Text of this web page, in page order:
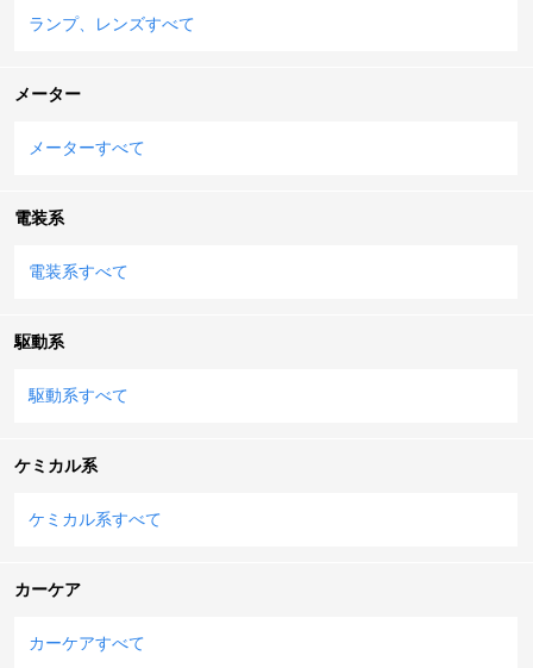
ランプ、レンズすべて
メーター
メーターすべて
電装系
電装系すべて
駆動系
駆動系すべて
ケミカル系
ケミカル系すべて
カーケア
カーケアすべて